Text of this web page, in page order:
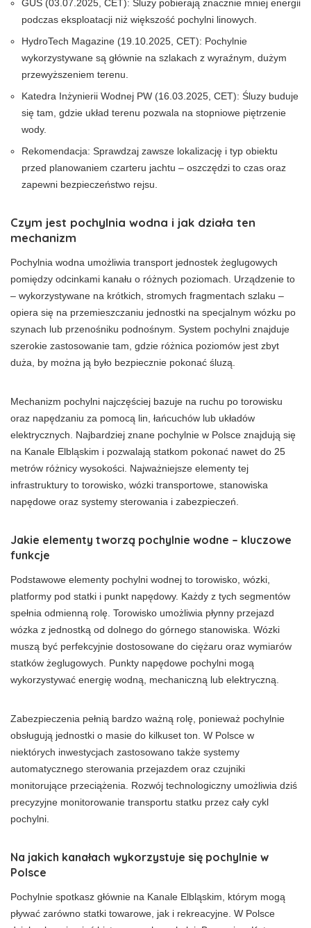
GUS (03.07.2025, CET): Śluzy pobierają znacznie mniej energii
podczas eksploatacji niż większość pochylni linowych.
HydroTech Magazine (19.10.2025, CET): Pochylnie
wykorzystywane są głównie na szlakach z wyraźnym, dużym
przewyższeniem terenu.
Katedra Inżynierii Wodnej PW (16.03.2025, CET): Śluzy buduje
się tam, gdzie układ terenu pozwala na stopniowe piętrzenie
wody.
Rekomendacja: Sprawdzaj zawsze lokalizację i typ obiektu
przed planowaniem czarteru jachtu – oszczędzi to czas oraz
zapewni bezpieczeństwo rejsu.
Czym jest pochylnia wodna i jak działa ten
mechanizm
Pochylnia wodna umożliwia transport jednostek żeglugowych
pomiędzy odcinkami kanału o różnych poziomach. Urządzenie to
– wykorzystywane na krótkich, stromych fragmentach szlaku –
opiera się na przemieszczaniu jednostki na specjalnym wózku po
szynach lub przenośniku podnośnym. System pochylni znajduje
szerokie zastosowanie tam, gdzie różnica poziomów jest zbyt
duża, by można ją było bezpiecznie pokonać śluzą.
Mechanizm pochylni najczęściej bazuje na ruchu po torowisku
oraz napędzaniu za pomocą lin, łańcuchów lub układów
elektrycznych. Najbardziej znane pochylnie w Polsce znajdują się
na Kanale Elbląskim i pozwalają statkom pokonać nawet do 25
metrów różnicy wysokości. Najważniejsze elementy tej
infrastruktury to torowisko, wózki transportowe, stanowiska
napędowe oraz systemy sterowania i zabezpieczeń.
Jakie elementy tworzą pochylnie wodne – kluczowe
funkcje
Podstawowe elementy pochylni wodnej to torowisko, wózki,
platformy pod statki i punkt napędowy. Każdy z tych segmentów
spełnia odmienną rolę. Torowisko umożliwia płynny przejazd
wózka z jednostką od dolnego do górnego stanowiska. Wózki
muszą być perfekcyjnie dostosowane do ciężaru oraz wymiarów
statków żeglugowych. Punkty napędowe pochylni mogą
wykorzystywać energię wodną, mechaniczną lub elektryczną.
Zabezpieczenia pełnią bardzo ważną rolę, ponieważ pochylnie
obsługują jednostki o masie do kilkuset ton. W Polsce w
niektórych inwestycjach zastosowano także systemy
automatycznego sterowania przejazdem oraz czujniki
monitorujące przeciążenia. Rozwój technologiczny umożliwia dziś
precyzyjne monitorowanie transportu statku przez cały cykl
pochylni.
Na jakich kanałach wykorzystuje się pochylnie w
Polsce
Pochylnie spotkasz głównie na Kanale Elbląskim, którym mogą
pływać zarówno statki towarowe, jak i rekreacyjne. W Polsce